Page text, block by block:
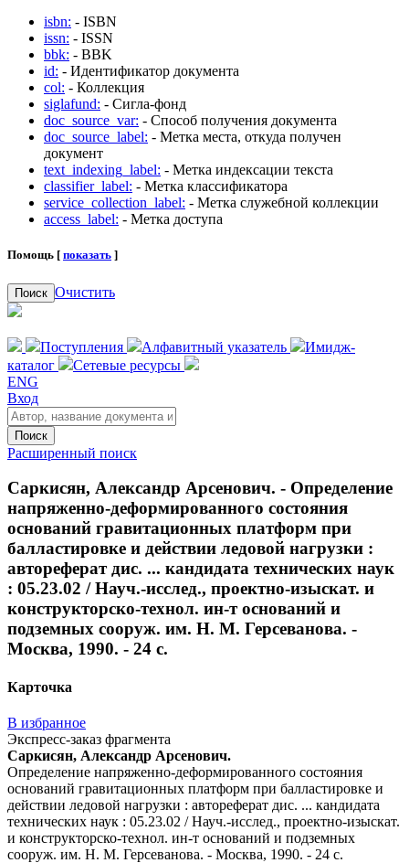
isbn: - ISBN
issn: - ISSN
bbk: - BBK
id: - Идентификатор документа
col: - Коллекция
siglafund: - Сигла-фонд
doc_source_var: - Способ получения документа
doc_source_label: - Метка места, откуда получен
документ
text_indexing_label: - Метка индексации текста
classifier_label: - Метка классификатора
service_collection_label: - Метка служебной коллекции
access_label: - Метка доступа
Помощь [ показать ]
Поиск Очистить
Поступления Алфавитный указатель
Имидж-
каталог
Сетевые ресурсы
ENG
Вход
Поиск
Расширенный поиск
Саркисян, Александр Арсенович. - Определение
напряженно-деформированного состояния
оснований гравитационных платформ при
балластировке и действии ледовой нагрузки :
автореферат дис. ... кандидата технических наук
: 05.23.02 / Науч.-исслед., проектно-изыскат. и
конструкторско-технол. ин-т оснований и
подземных сооруж. им. Н. М. Герсеванова. -
Москва, 1990. - 24 с.
Карточка
В избранное
Экспресс-заказ фрагмента
Саркисян, Александр Арсенович.
Определение напряженно-деформированного состояния
оснований гравитационных платформ при балластировке и
действии ледовой нагрузки : автореферат дис. ... кандидата
технических наук : 05.23.02 / Науч.-исслед., проектно-изыскат.
и конструкторско-технол. ин-т оснований и подземных
сооруж. им. Н. М. Герсеванова. - Москва, 1990. - 24 с.